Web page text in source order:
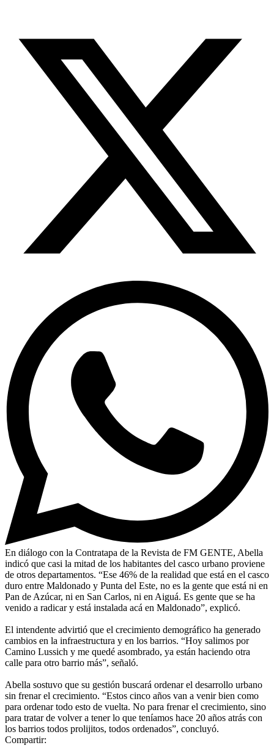
En diálogo con la Contratapa de la Revista de FM GENTE, Abella
indicó que casi la mitad de los habitantes del casco urbano proviene
de otros departamentos. “Ese 46% de la realidad que está en el casco
duro entre Maldonado y Punta del Este, no es la gente que está ni en
Pan de Azúcar, ni en San Carlos, ni en Aiguá. Es gente que se ha
venido a radicar y está instalada acá en Maldonado”, explicó.
El intendente advirtió que el crecimiento demográfico ha generado
cambios en la infraestructura y en los barrios. “Hoy salimos por
Camino Lussich y me quedé asombrado, ya están haciendo otra
calle para otro barrio más”, señaló.
Abella sostuvo que su gestión buscará ordenar el desarrollo urbano
sin frenar el crecimiento. “Estos cinco años van a venir bien como
para ordenar todo esto de vuelta. No para frenar el crecimiento, sino
para tratar de volver a tener lo que teníamos hace 20 años atrás con
los barrios todos prolijitos, todos ordenados”, concluyó.
Compartir: